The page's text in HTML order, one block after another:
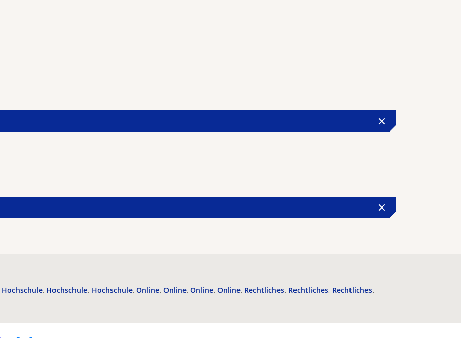
Hochschule Hochschule Hochschule Online Online Online Online Rechtliches Rechtliches Rechtliches